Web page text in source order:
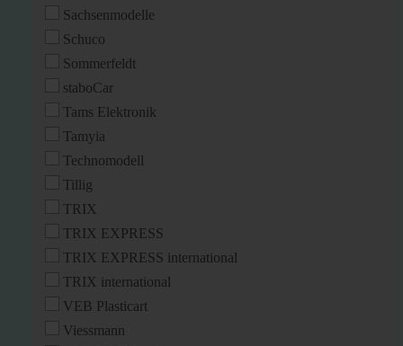
Sachsenmodelle
Schuco
Sommerfeldt
staboCar
Tams Elektronik
Tamyia
Technomodell
Tillig
TRIX
TRIX EXPRESS
TRIX EXPRESS international
TRIX international
VEB Plasticart
Viessmann